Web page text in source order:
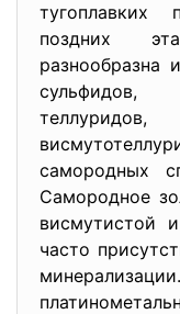
тугоплавких
поздних
разнообразна
сульфидов,
самородных
Самородное
висмутистой
часто